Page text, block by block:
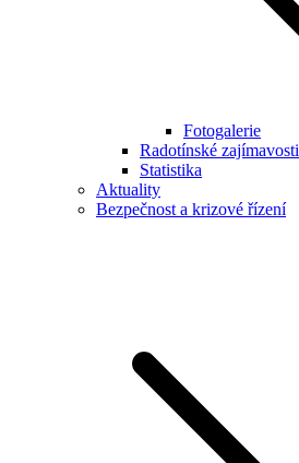
Fotogalerie
Radotínské zajímavosti
Statistika
Aktuality
Bezpečnost a krizové řízení